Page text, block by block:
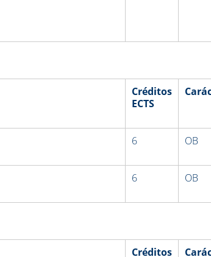
Créditos
ECTS
6 OB
6 OB
Créditos